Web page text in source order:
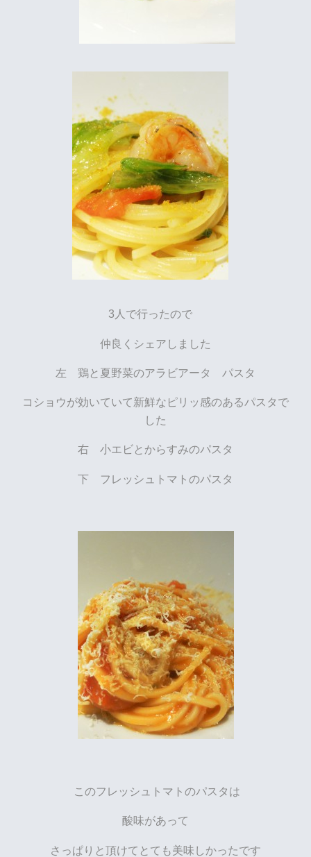
3人で行ったので
仲良くシェアしました
左 鶏と夏野菜のアラビアータ パスタ
コショウが効いていて新鮮なピリッ感のあるパスタで
した
右 小エビとからすみのパスタ
下 フレッシュトマトのパスタ
このフレッシュトマトのパスタは
酸味があって
さっぱりと頂けてとても美味しかったです